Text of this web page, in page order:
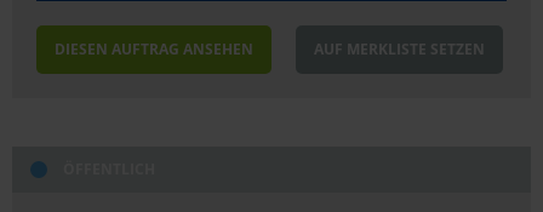
DIESEN AUFTRAG ANSEHEN AUF MERKLISTE SETZEN